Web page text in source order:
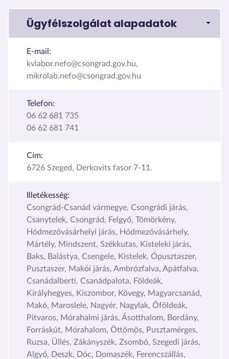
Ügyfélszolgálat alapadatok
E-mail:
kvlabor.nefo@csongrad.gov.hu,
mikrolab.nefo@csongrad.gov.hu
Telefon:
06 62 681 735
06 62 681 741
Cím:
6726 Szeged, Derkovits fasor 7-11.
Illetékesség:
Csongrád-Csanád vármegye, Csongrádi járás,
Csanytelek, Csongrád, Felgyő, Tömörkény,
Hódmezővásárhelyi járás, Hódmezővásárhely,
Mártély, Mindszent, Székkutas, Kisteleki járás,
Baks, Balástya, Csengele, Kistelek, Ópusztaszer,
Pusztaszer, Makói járás, Ambrózfalva, Apátfalva,
Csanádalberti, Csanádpalota, Földeák,
Királyhegyes, Kiszombor, Kövegy, Magyarcsanád,
Makó, Maroslele, Nagyér, Nagylak, Óföldeák,
Pitvaros, Mórahalmi járás, Ásotthalom, Bordány,
Forráskút, Mórahalom, Öttömös, Pusztamérges,
Ruzsa, Üllés, Zákányszék, Zsombó, Szegedi járás,
Algyő, Deszk, Dóc, Domaszék, Ferencszállás,